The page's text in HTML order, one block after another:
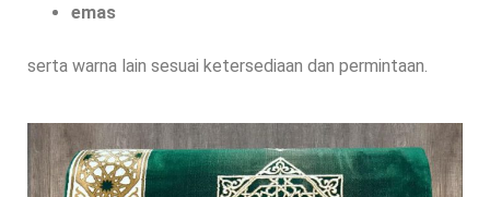
emas
serta warna lain sesuai ketersediaan dan permintaan.